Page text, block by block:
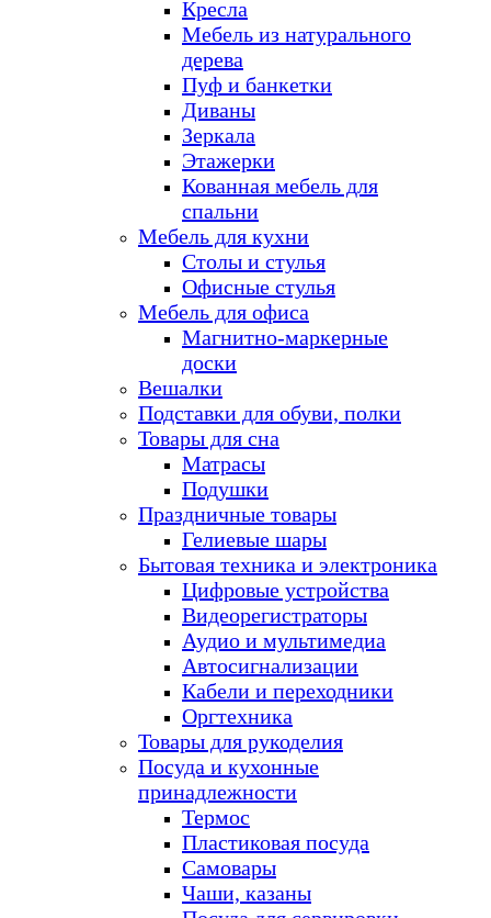
Кресла
Мебель из натурального
дерева
Пуф и банкетки
Диваны
Зеркала
Этажерки
Кованная мебель для
спальни
Мебель для кухни
Столы и стулья
Офисные стулья
Мебель для офиса
Магнитно-маркерные
доски
Вешалки
Подставки для обуви, полки
Товары для сна
Матрасы
Подушки
Праздничные товары
Гелиевые шары
Бытовая техника и электроника
Цифровые устройства
Видеорегистраторы
Аудио и мультимедиа
Автосигнализации
Кабели и переходники
Оргтехника
Товары для рукоделия
Посуда и кухонные
принадлежности
Термос
Пластиковая посуда
Самовары
Чаши, казаны